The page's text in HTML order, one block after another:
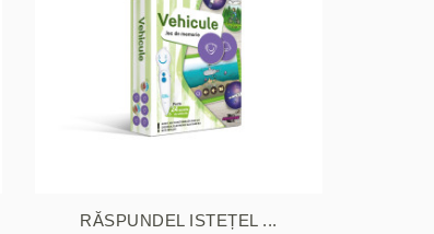
RĂSPUNDEL ISTEȚEL ...